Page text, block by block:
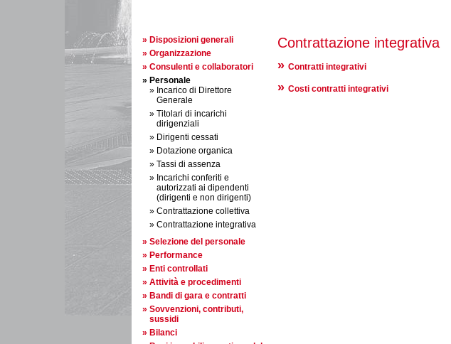
Disposizioni generali
Organizzazione
Consulenti e collaboratori
Personale
Incarico di Direttore
Generale
Titolari di incarichi
dirigenziali
Dirigenti cessati
Dotazione organica
Tassi di assenza
Incarichi conferiti e
autorizzati ai dipendenti
(dirigenti e non dirigenti)
Contrattazione collettiva
Contrattazione integrativa
Selezione del personale
Performance
Enti controllati
Attività e procedimenti
Bandi di gara e contratti
Sovvenzioni, contributi,
sussidi
Bilanci
Contrattazione integrativa
Contratti integrativi
Costi contratti integrativi